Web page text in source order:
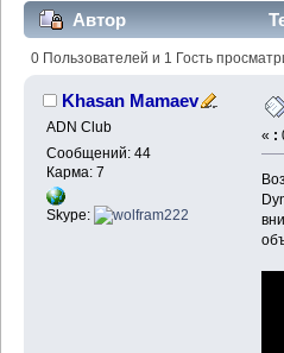
Автор
(Прочитано 26276 раз)
0 Пользователей и 1 Гость
Khasan Mamaev
ADN Club
Сообщений: 44
Карма: 7
Skype:
« :